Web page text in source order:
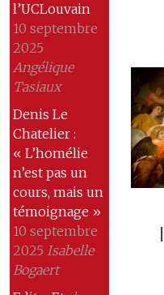
l’UCLouvain
10 septembre
2025
Angélique
Tasiaux
Denis Le
Chatelier :
« L’homélie
n’est pas un
cours, mais un
témoignage »
10 septembre
2025 Isabelle
Bogaert